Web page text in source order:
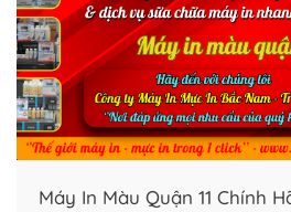
Máy In Màu Quận 11 Chính